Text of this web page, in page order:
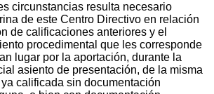
circunstancias resulta necesario
de este Centro Directivo en relación
de calificaciones anteriores y el
procedimental que les corresponde
lugar por la aportación, durante la
asiento de presentación, de la misma
calificada sin documentación